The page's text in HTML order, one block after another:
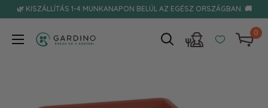
Tovább🌿 KISZÁLLÍTÁS 1-4 MUNKANAPON BELÜL AZ EGÉSZ ORSZÁGBAN. 🚚
Gardino
0